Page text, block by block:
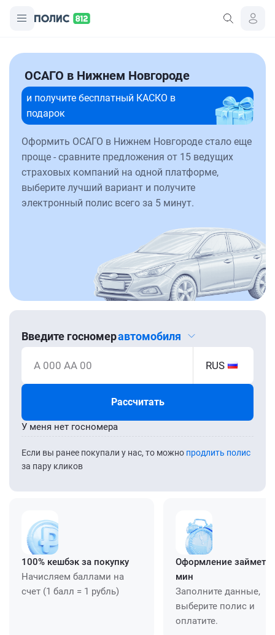
ОСАГО в Нижнем Новгороде
и получите бесплатный КАСКО в
подарок
Оформить ОСАГО в Нижнем Новгороде стало еще
проще - сравните предложения от 15 ведущих
страховых компаний на одной платформе,
выберите лучший вариант и получите
электронный полис всего за 5 минут.
Введите госномеравтомобиля
А 000 АА 00 RUS
Рассчитать
Если вы ранее покупали у нас, то можно продлить полис
за пару кликов
У меня нет госномера
100% кешбэк за покупку
Начисляем баллами на
счет (1 балл = 1 рубль)
Оформление займет
мин
Заполните данные,
выберите полис и
оплатите.